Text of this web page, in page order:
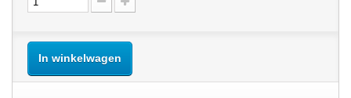
In winkelwagen